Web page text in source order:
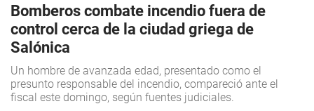
Bomberos combate incendio fuera de
control cerca de la ciudad griega de
Salónica
Un hombre de avanzada edad, presentado como el
presunto responsable del incendio, compareció ante el
fiscal este domingo, según fuentes judiciales.